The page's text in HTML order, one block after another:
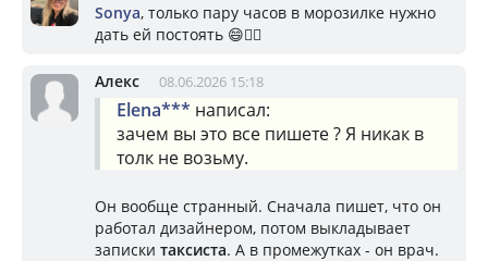
Sonya, только пару часов в морозилке нужно
дать ей постоять 😄☝🏼
Алекс 08.06.2026 15:18
Elena*** написал:
зачем вы это все пишете ? Я никак в
толк не возьму.
Он вообще странный. Сначала пишет, что он
работал дизайнером, потом выкладывает
записки таксиста. А в промежутках - он врач.